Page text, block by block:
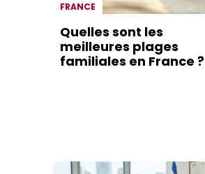
FRANCE
Quelles sont les
meilleures plages
familiales en France ?